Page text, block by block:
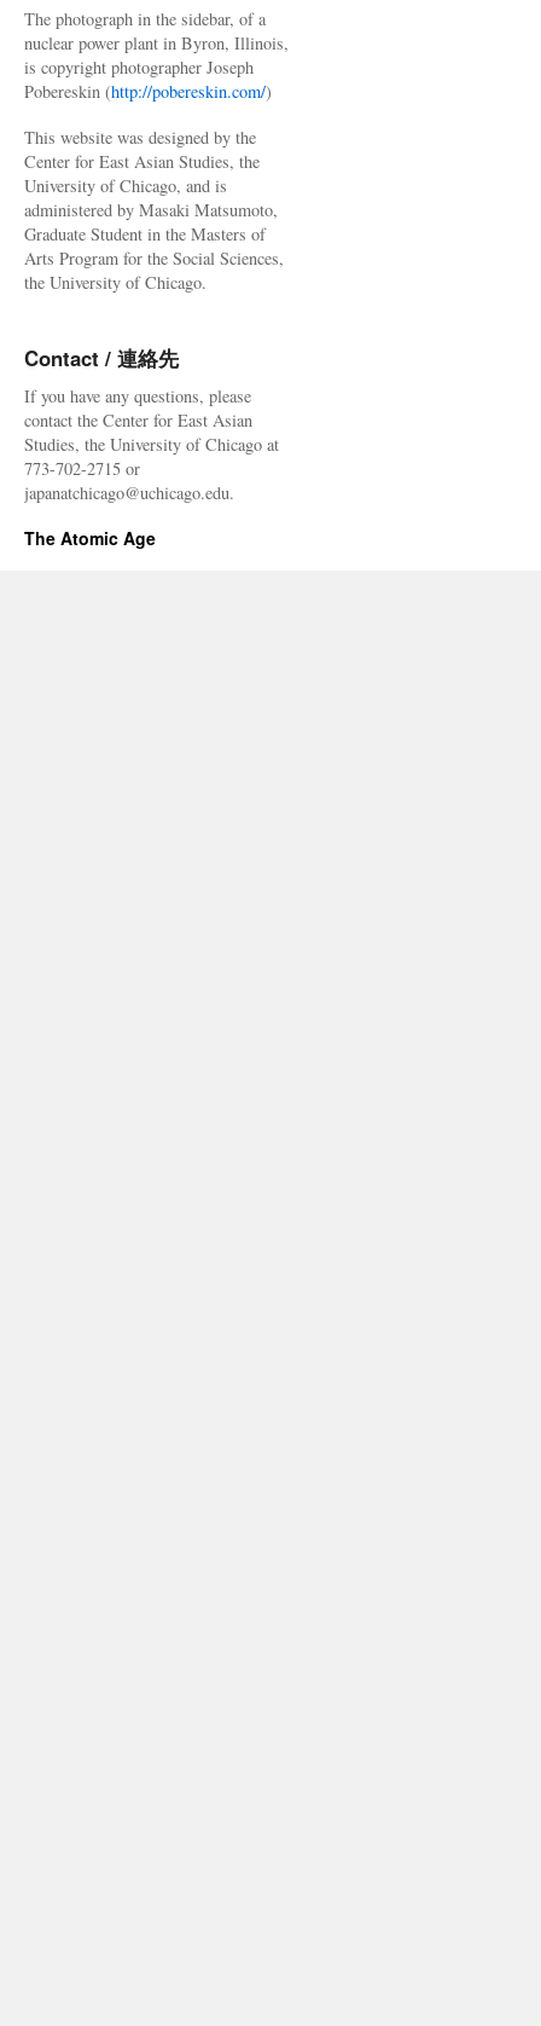
The photograph in the sidebar, of a
nuclear power plant in Byron, Illinois,
is copyright photographer Joseph
Pobereskin (http://pobereskin.com/)
This website was designed by the
Center for East Asian Studies, the
University of Chicago, and is
administered by Masaki Matsumoto,
Graduate Student in the Masters of
Arts Program for the Social Sciences,
the University of Chicago.
Contact / 連絡先
If you have any questions, please
contact the Center for East Asian
Studies, the University of Chicago at
773-702-2715 or
japanatchicago@uchicago.edu.
The Atomic Age